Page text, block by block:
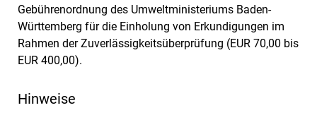
Gebührenordnung des Umweltministeriums Baden-
Württemberg für die Einholung von Erkundigungen im
Rahmen der Zuverlässigkeitsüberprüfung (EUR 70,00 bis
EUR 400,00).
Hinweise